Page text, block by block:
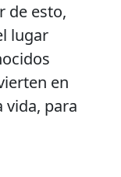
de esto,
lugar
en
para